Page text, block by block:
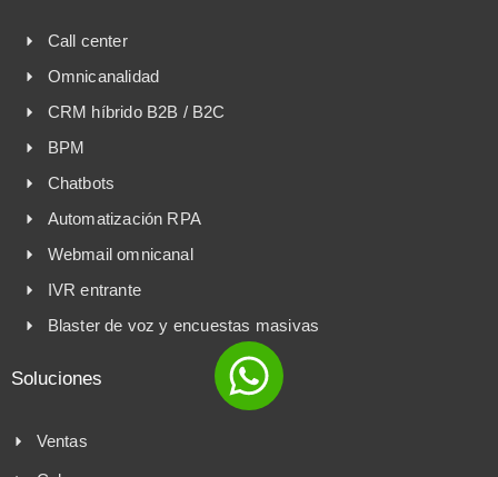
Call center
Omnicanalidad
CRM híbrido B2B / B2C
BPM
Chatbots
Automatización RPA
Webmail omnicanal
IVR entrante
Blaster de voz y encuestas masivas
Soluciones
Ventas